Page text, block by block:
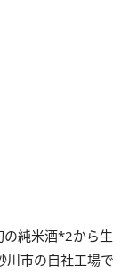
の純米酒*2から生
川市の自社工場で